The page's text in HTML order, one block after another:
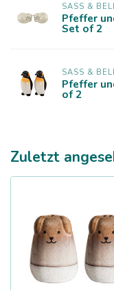
SASS &
Pfeffer
Set of 2
SASS &
Pfeffer
of 2
Zuletzt